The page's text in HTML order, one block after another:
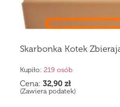
Skarbonka Kotek
Kupiło: 219 osób
Cena: 32,90 zł
(Zawiera podatek)